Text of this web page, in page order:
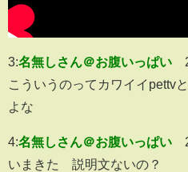
3:名無しさん＠お腹いっぱい
こういうのってカワイイpettv
よな
4:名無しさん＠お腹いっぱい
いまきた 説明文ないの？